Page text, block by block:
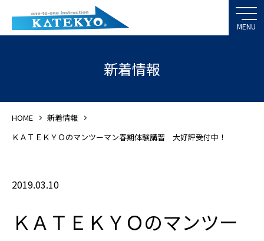
新着情報
HOME
新着情報
ＫＡＴＥＫＹＯのマンツーマン春期体験講習 大好評受付中！
2019.03.10
ＫＡＴＥＫＹＯのマンツー